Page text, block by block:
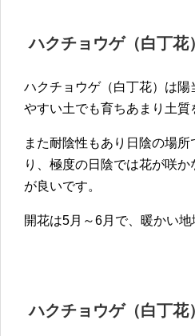
ハクチョウゲ（白丁花）
ハクチョウゲ（白丁花）は
やすい土でも育ちあまり土質
また耐陰性もあり日陰の場
り、極度の日陰では花が咲
が良いです。
開花は5月～6月で、暖かい
ハクチョウゲ（白丁花）